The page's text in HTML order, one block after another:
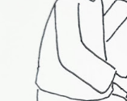
코드 - 뇌혈관질환·심장
장기이식 및 혈액투석
환 신규 적용 코드 - 임
받은 뒤 진료비 계산서